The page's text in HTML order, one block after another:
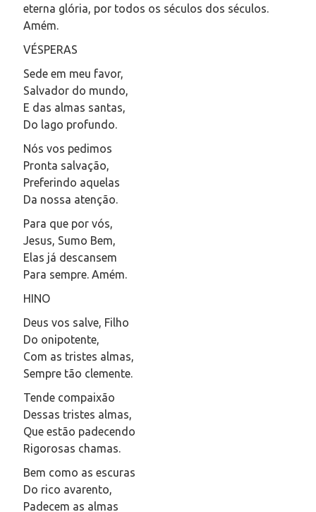
eterna glória, por todos os séculos dos séculos.
Amém.
VÉSPERAS
Sede em meu favor,
Salvador do mundo,
E das almas santas,
Do lago profundo.
Nós vos pedimos
Pronta salvação,
Preferindo aquelas
Da nossa atenção.
Para que por vós,
Jesus, Sumo Bem,
Elas já descansem
Para sempre. Amém.
HINO
Deus vos salve, Filho
Do onipotente,
Com as tristes almas,
Sempre tão clemente.
Tende compaixão
Dessas tristes almas,
Que estão padecendo
Rigorosas chamas.
Bem como as escuras
Do rico avarento,
Padecem as almas